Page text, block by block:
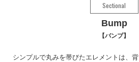
Sectional
Bump
バンプ
シンプルで丸みを帯びたエレメントは、